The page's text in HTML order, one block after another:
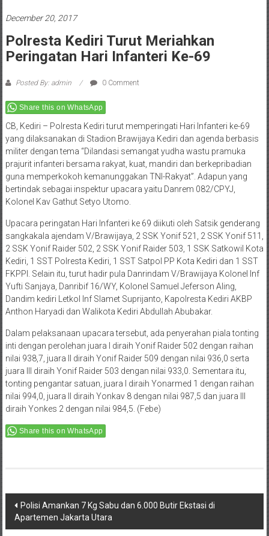
December 20, 2017
Polresta Kediri Turut Meriahkan
Peringatan Hari Infanteri Ke-69
Posted By: admin 0 Comment
Share this on WhatsApp
CB, Kediri – Polresta Kediri turut memperingati Hari Infanteri ke-69
yang dilaksanakan di Stadion Brawijaya Kediri dan agenda berbasis
militer dengan tema “Dilandasi semangat yudha wastu pramuka
prajurit infanteri bersama rakyat, kuat, mandiri dan berkepribadian
guna memperkokoh kemanunggakan TNI-Rakyat”. Adapun yang
bertindak sebagai inspektur upacara yaitu Danrem 082/CPYJ,
Kolonel Kav Gathut Setyo Utomo.
Upacara peringatan Hari Infanteri ke 69 diikuti oleh Satsik genderang
sangkakala ajendam V/Brawijaya, 2 SSK Yonif 521, 2 SSK Yonif 511,
2 SSK Yonif Raider 502, 2 SSK Yonif Raider 503, 1 SSK Satkowil Kota
Kediri, 1 SST Polresta Kediri, 1 SST Satpol PP Kota Kediri dan 1 SST
FKPPI. Selain itu, turut hadir pula Danrindam V/Brawijaya Kolonel Inf
Yufti Sanjaya, Danribif 16/WY, Kolonel Samuel Jeferson Aling,
Dandim kediri Letkol Inf Slamet Suprijanto, Kapolresta Kediri AKBP
Anthon Haryadi dan Walikota Kediri Abdullah Abubakar.
Dalam pelaksanaan upacara tersebut, ada penyerahan piala tonting
inti dengan perolehan juara I diraih Yonif Raider 502 dengan raihan
nilai 938,7, juara II diraih Yonif Raider 509 dengan nilai 936,0 serta
juara III diraih Yonif Raider 503 dengan nilai 933,0. Sementara itu,
tonting pengantar satuan, juara I diraih Yonarmed 1 dengan raihan
nilai 994,0, juara II diraih Yonkav 8 dengan nilai 987,5 dan juara III
diraih Yonkes 2 dengan nilai 984,5. (Febe)
Share this on WhatsApp
Post
navigation
Polisi Amankan 7 Kg Sabu dan 6.000 Butir Ekstasi di
Apartemen Jakarta Utara